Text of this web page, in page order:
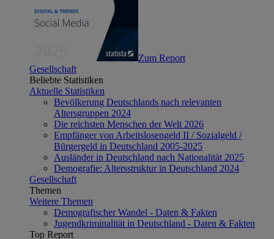
Zum Report
Gesellschaft
Beliebte Statistiken
Aktuelle Statistiken
Bevölkerung Deutschlands nach relevanten
Altersgruppen 2024
Die reichsten Menschen der Welt 2026
Empfänger von Arbeitslosengeld II / Sozialgeld /
Bürgergeld in Deutschland 2005-2025
Ausländer in Deutschland nach Nationalität 2025
Demografie: Altersstruktur in Deutschland 2024
Gesellschaft
Themen
Weitere Themen
Demografischer Wandel - Daten & Fakten
Jugendkriminalität in Deutschland - Daten & Fakten
Top Report